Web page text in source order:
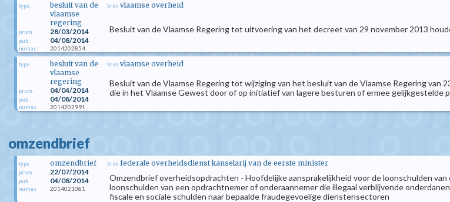
type
besluit van de
vlaamse
regering
prom. 28/03/2014
pub. 04/08/2014
numac 2014202854
bron vlaamse overheid
Besluit van de Vlaamse Regering tot uitvoering van het decreet van 29 november 2013
type
besluit van de
vlaamse
regering
prom. 04/04/2014
pub. 04/08/2014
numac 2014202991
bron vlaamse overheid
Besluit van de Vlaamse Regering tot wijziging van het besluit van de Vlaamse Regering
die in het Vlaamse Gewest door of op initiatief van lagere besturen of ermee gelijkgestelde
omzendbrief
type omzendbrief
prom. 22/07/2014
pub. 04/08/2014
numac 2014021081
bron federale overheidsdienst kanselarij van de eerste minister
Omzendbrief overheidsopdrachten - Hoofdelijke aansprakelijkheid voor de loonschulden
loonschulden van een opdrachtnemer of onderaannemer die illegaal verblijvende
fiscale en sociale schulden naar bepaalde fraudegevoelige dienstensectoren